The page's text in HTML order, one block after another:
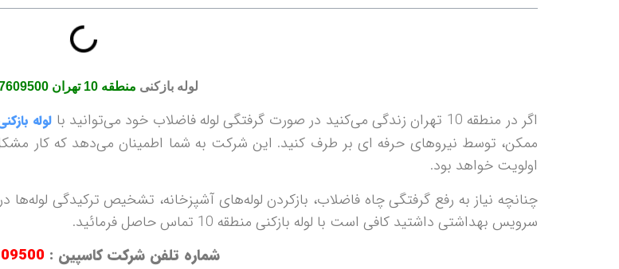
لوله بازکنی منطقه 10 تهران
اگر در منطقه 10 تهران زندگی می‌کنید در صورت گرفتگی لوله فاضلاب خود می‌توانید با لوله
ممکن، توسط نیروهای حرفه ای بر طرف کنید. این شرکت به شما اطمینان می‌دهد که کار
اولویت خواهد بود.
چنانچه نیاز به رفع گرفتگی چاه فاضلاب، بازکردن لوله‌های آشپزخانه، تشخیص ترکیدگی
سرویس بهداشتی داشتید کافی است با لوله بازکنی منطقه 10 تماس حاصل فرمائید.
شماره تلفن شرکت کاسپین :